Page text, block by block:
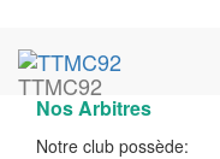
TTMC92
Nos Arbitres
Notre club possède: